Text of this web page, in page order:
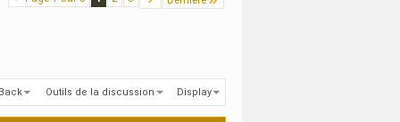
Outils de la discussion Display